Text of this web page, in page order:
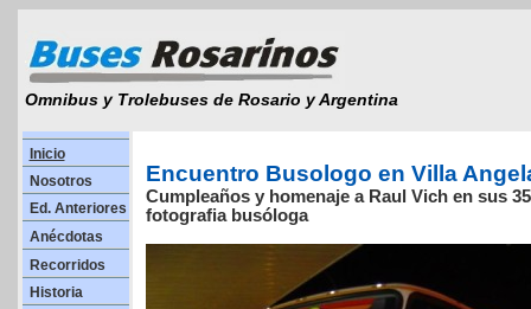
Omnibus y Trolebuses de Rosario y Argentina
Inicio
Nosotros
Ed. Anteriores
Anécdotas
Recorridos
Historia
Encuentro Busologo en Villa
Cumpleaños y homenaje a Raul Vich en sus
fotografia busóloga